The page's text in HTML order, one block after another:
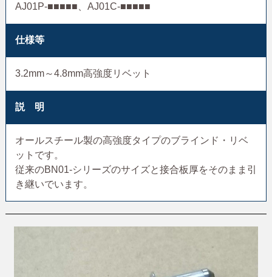
AJ01P-■■■■■、AJ01C-■■■■■
仕様等
3.2mm～4.8mm高強度リベット
説 明
オールスチール製の高強度タイプのブラインド・リベ
ットです。
従来のBN01-シリーズのサイズと接合板厚をそのまま引
き継いでいます。